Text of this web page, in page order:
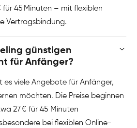
für 45 Minuten – mit flexiblen
Vertragsbindung.
günstigen
für Anfänger?
es viele Angebote für Anfänger,
möchten. Die Preise beginnen
27 € für 45 Minuten
bei flexiblen Online-